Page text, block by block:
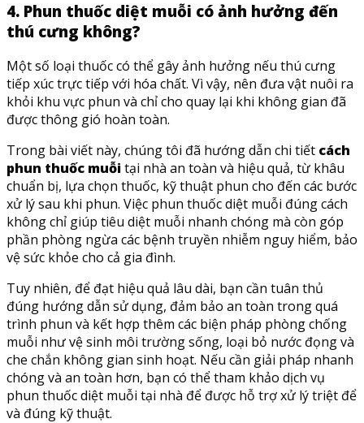
4. Phun thuốc diệt muỗi có ảnh hưởng đến
thú cưng không?
Một số loại thuốc có thể gây ảnh hưởng nếu thú cưng
tiếp xúc trực tiếp với hóa chất. Vì vậy, nên đưa vật nuôi ra
khỏi khu vực phun và chỉ cho quay lại khi không gian đã
được thông gió hoàn toàn.
Trong bài viết này, chúng tôi đã hướng dẫn chi tiết cách
phun thuốc muỗitại nhà an toàn và hiệu quả, từ khâu
chuẩn bị, lựa chọn thuốc, kỹ thuật phun cho đến các bước
xử lý sau khi phun. Việc phun thuốc diệt muỗi đúng cách
không chỉ giúp tiêu diệt muỗi nhanh chóng mà còn góp
phần phòng ngừa các bệnh truyền nhiễm nguy hiểm, bảo
vệ sức khỏe cho cả gia đình.
Tuy nhiên, để đạt hiệu quả lâu dài, bạn cần tuân thủ
đúng hướng dẫn sử dụng, đảm bảo an toàn trong quá
trình phun và kết hợp thêm các biện pháp phòng chống
muỗi như vệ sinh môi trường sống, loại bỏ nước đọng và
che chắn không gian sinh hoạt. Nếu cần giải pháp nhanh
chóng và an toàn hơn, bạn có thể tham khảo dịch vụ
phun thuốc diệt muỗi tại nhà để được hỗ trợ xử lý triệt để
và đúng kỹ thuật.